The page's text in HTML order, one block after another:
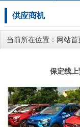
供应商机
当前所在位置： 网站首
保定线